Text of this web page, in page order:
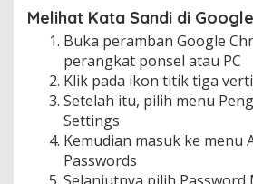
Melihat Kata Sandi di
Buka peramban Google
perangkat ponsel atau PC
Klik pada ikon titik tiga
Setelah itu, pilih menu
Settings
Kemudian masuk ke menu
Passwords